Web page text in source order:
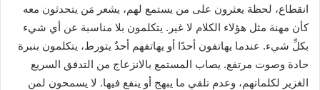
انقطاع، لحظة يعثرون على من يستمع لهم، يشعر مَن يتحدثون معه
كأن مهنة مثل هؤلاء الكلام لا غير. يتكلمون بلا مناسبة عن أي شيء
بكلِّ شيء. عندما يهاتفون أحدًا أو يهاتفهم أحدٌ يتورط، يتكلمون بنبرة
حادة وصوت مرتفع. يصاب المستمع بالانزعاج من التدفق السريع
الغزير لكلماتهم، وعدم تلقي ما يبهج أو ينفع فيها. لا يسمحون لمن